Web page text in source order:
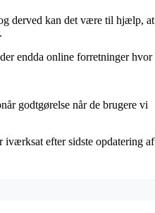
derved kan det være til hjælp, at
endda online forretninger hvor
godtgørelse når de brugere vi
iværksat efter sidste opdatering af